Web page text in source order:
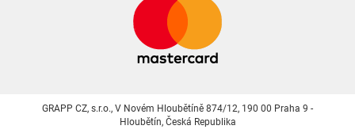
GRAPP CZ, s.r.o., V Novém Hloubětíně 874/12, 190 00 Praha 9 -
Hloubětín, Česká Republika